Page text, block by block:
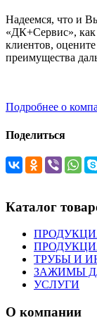
Надеемся, что и
«ДК+Сервис»,
клиентов,
преимущества
Подробнее о
Поделиться
Каталог
ТРУБЫ И
ЗАЖИМЫ
УСЛУГИ
О компании